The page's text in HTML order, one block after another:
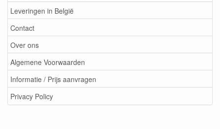
Leveringen in België
Contact
Over ons
Algemene Voorwaarden
Informatie / Prijs aanvragen
Privacy Policy